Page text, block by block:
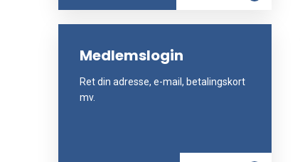
Medlemslogin
Ret din adresse, e-mail, betalingskort
mv.